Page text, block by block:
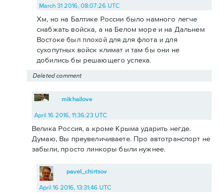
March 31 2016, 08:07:26 UTC
Хм, но на Балтике России было намного легче
снабжать войска, а на Белом море и на Дальнем
Востоке был плохой для для флота и для
сухопутных войск климат и там бы они не
добились бы решающего успеха.
Deleted comment
mikhailove
April 16 2016, 11:36:23 UTC
Велика Россия, а кроме Крыма ударить негде.
Думаю, Вы преувеличиваете. Про автотранспорт не
забыли, просто линкоры были нужнее.
pavel_chirtsov
April 16 2016, 13:31:46 UTC